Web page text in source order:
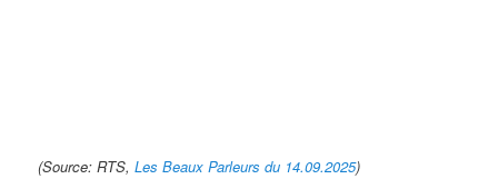
(Source: RTS,Les Beaux Parleurs du 14.09.2025)